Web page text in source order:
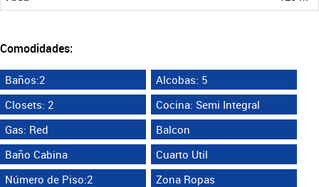
Comodidades:
Baños:2
Alcobas: 5
Closets: 2
Cocina: Semi Integral
Gas: Red
Balcon
Baño Cabina
Cuarto Util
Número de Piso:2
Zona Ropas